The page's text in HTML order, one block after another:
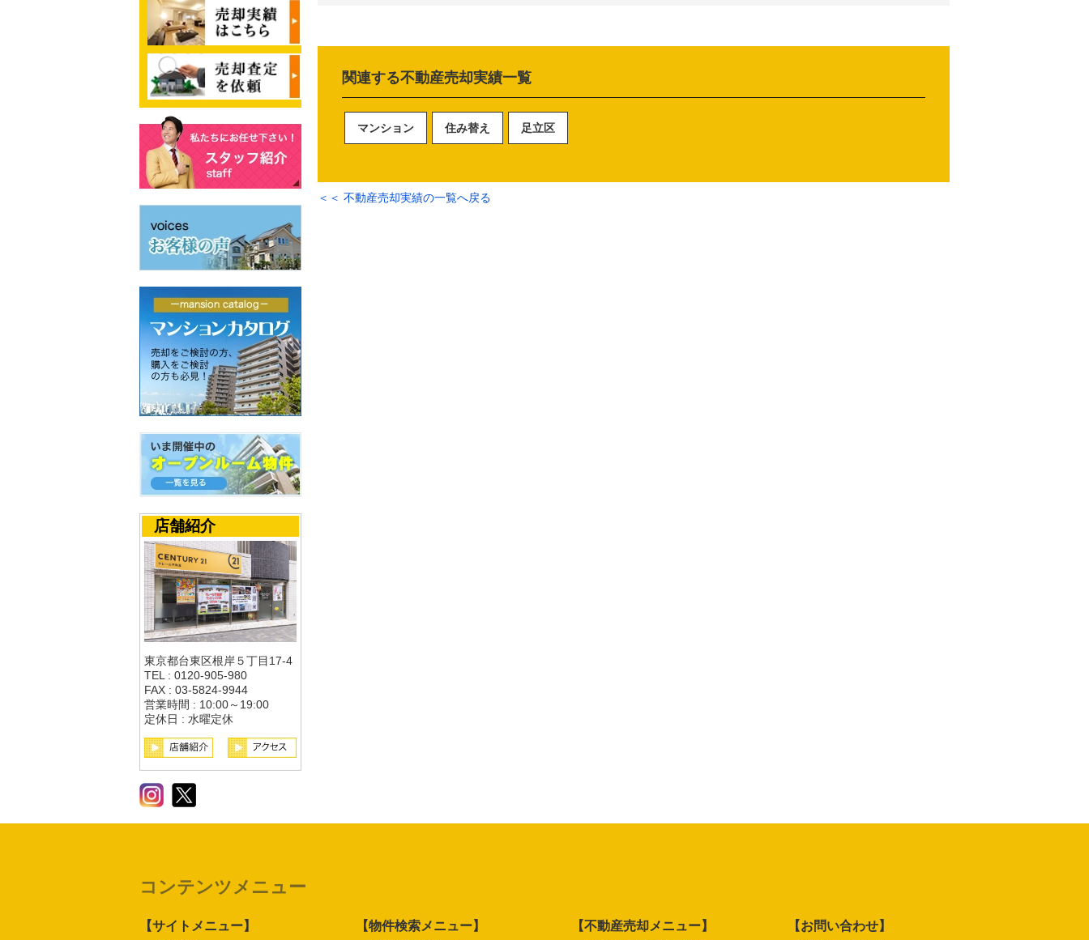
関連する不動産売却実績一覧
マンション 住み替え 足立区
＜＜ 不動産売却実績の一覧へ戻る
店舗紹介
東京都台東区根岸５丁目17-4
TEL : 0120-905-980
FAX : 03-5824-9944
営業時間 : 10:00～19:00
定休日 : 水曜定休
コンテンツメニュー
【サイトメニュー】
【物件検索メニュー】
【不動産売却メニュー】
【お問い合わせ】